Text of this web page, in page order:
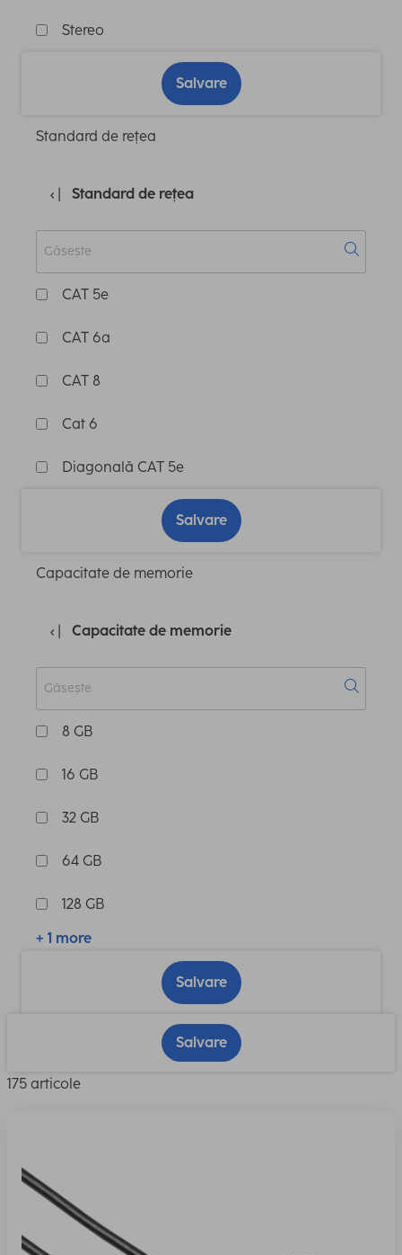
Stereo
Salvare
Standard de rețea
Standard de rețea
CAT 5e
CAT 6a
CAT 8
Cat 6
Diagonală CAT 5e
Salvare
Capacitate de memorie
Capacitate de memorie
8 GB
16 GB
32 GB
64 GB
128 GB
+ 1 more
Salvare
Salvare
175 articole